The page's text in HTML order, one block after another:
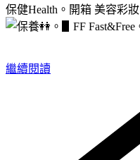
保健Health。開箱 美容彩妝
繼續閱讀